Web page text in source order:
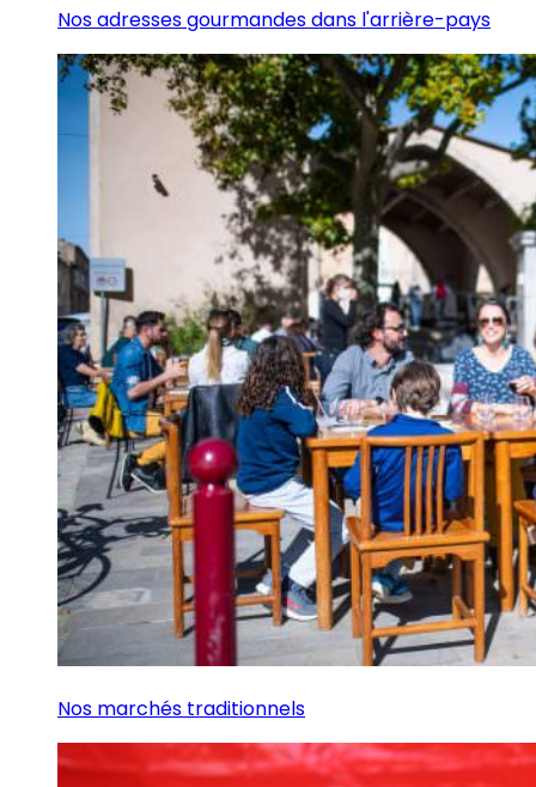
Nos adresses gourmandes dans l'arrière-pays
Nos marchés traditionnels